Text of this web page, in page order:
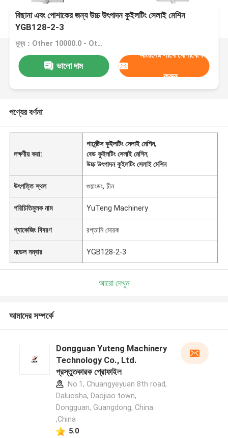
বিছানা এবং পোশাকের জন্য উচ্চ উৎপাদন কুইলটিং সেলাই মেশিন
YGB128-2-3
মূল্য：Other 10000.0 - Other 60000.0/sets
ভালো দাম
আমাদের সাথে যোগাযোগ
করুন
পণ্যের বর্ণনা
লক্ষণীয় করা:
গার্মেন্টস কুইলটিং সেলাই মেশিন,
বেড কুইলটিং সেলাই মেশিন,
উচ্চ উৎপাদন কুইলটিং সেলাই মেশিন
উৎপত্তি স্থল গুয়াংডং, চীন
পরিচিতিমুলক নাম YuTeng Machinery
প্যাকেজিং বিবরণ রপ্তানি মোরক
মডেল নম্বার YGB128-2-3
আরো দেখুন
আমাদের সম্পর্কে
Dongguan Yuteng Machinery
Technology Co., Ltd.
প্রস্তুতকারক প্রোফাইল
No.1, Chuangyeyuan 8th road,
Daluosha, Daojiao town,
Dongguan, Guangdong, China.
,China
5.0